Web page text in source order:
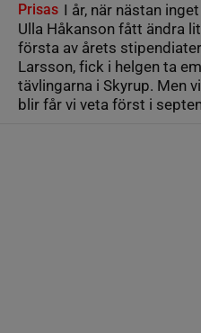
Prisas I år, när nästan
Ulla Håkanson fått ändra
första av årets
Larsson, fick i helgen ta
tävlingarna i Skyrup. Men
blir får vi veta först i